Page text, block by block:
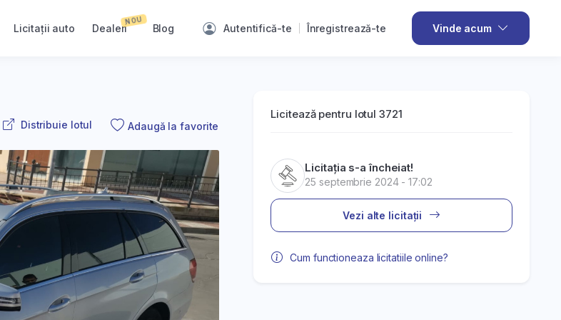
Licitații auto Dealeri
NOU
Blog Autentifică-te Înregistrează-te Vinde acum
Distribuie lotul Adaugă la favorite
Licitează pentru lotul 3721
Licitația s-a încheiat!
25 septembrie 2024 - 17:02
Vezi alte licitații
Cum functioneaza licitatiile online?